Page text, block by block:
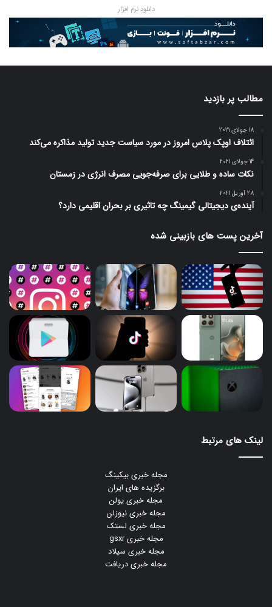
دانلود نرم افزار
مطالب پر بازدید
18 جولای 2021
ائتلاف اوپک پلاس امروز در مورد سیاست جدید تولید مذاکره می‌کند
14 جولای 2021
نکات ساده و طلایی برای صرفه‌جویی مصرف انرژی در زمستان
28 آوریل 2021
آینده‌ی دیجیتالی گیمینگ چه تاثیری بر بحران اقلیمی دارد؟
آخرین پست های بازبینی شده
لینک های مرتبط
مجله خبری بیکینگ
برگزیده های ایران
مجله خبری یولن
مجله خبری نیوزلن
مجله خبری لستک
مجله خبری gsxr
مجله خبری سیلاد
مجله خبری دریافت